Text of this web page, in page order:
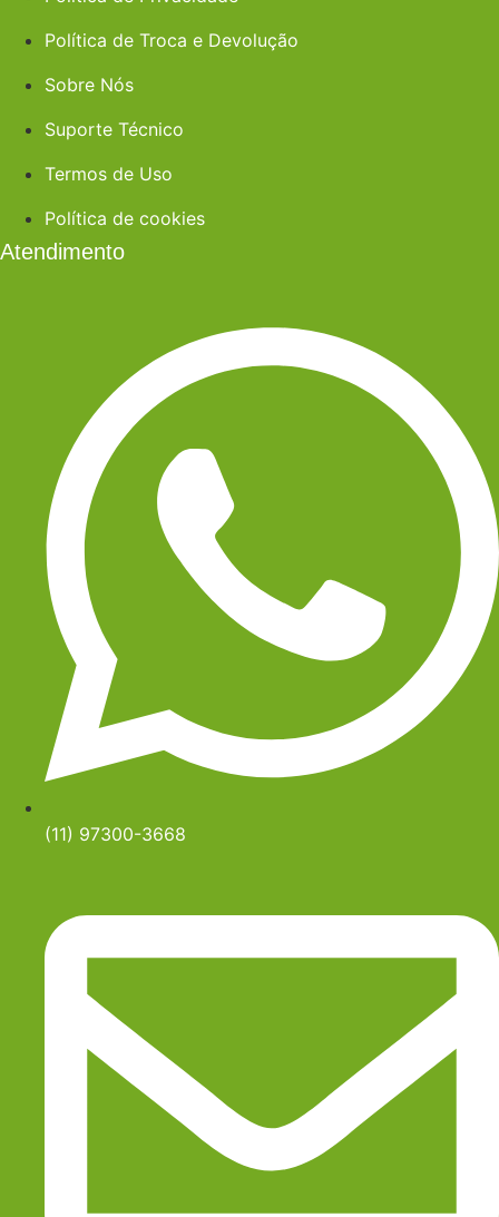
Política de Troca e Devolução
Sobre Nós
Suporte Técnico
Termos de Uso
Política de cookies
Atendimento
(11) 97300-3668